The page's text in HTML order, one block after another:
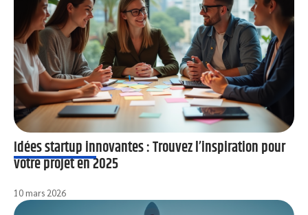
Idées startup innovantes : Trouvez l’inspiration pour
votre projet en 2025
10 mars 2026